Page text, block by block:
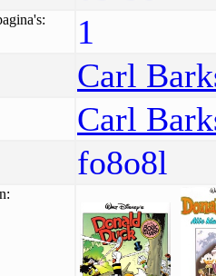
1
Carl
Carl
fo8o8l